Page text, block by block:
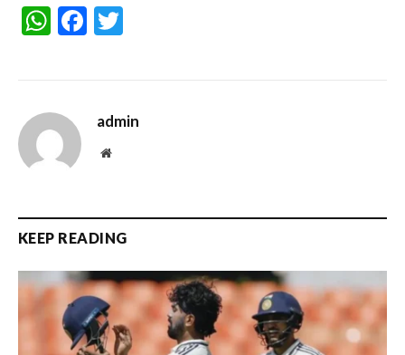
WhatsApp
Facebook
admin
Website
KEEP READING